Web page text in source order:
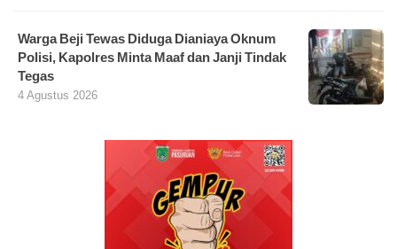
Warga Beji Tewas Diduga Dianiaya Oknum
Polisi, Kapolres Minta Maaf dan Janji Tindak
Tegas
4 Agustus 2026